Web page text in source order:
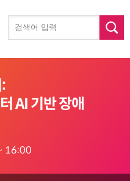
AI 기반 장애
16:00